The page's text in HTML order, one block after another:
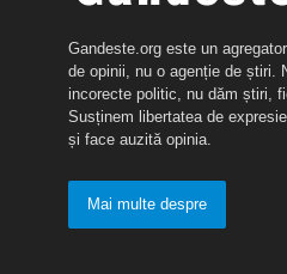
Gandeste.org este un
de opinii, nu o agenție de știri.
incorecte politic, nu dăm știri,
Susținem libertatea de
și face auzită opinia.
Mai multe despre